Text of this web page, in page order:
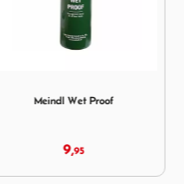
Gri Sport Midland Antraciet
Vanaf